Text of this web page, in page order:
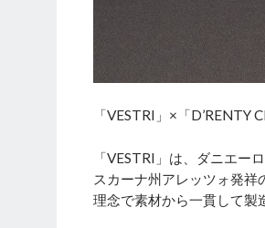
「VESTRI」×「D’RENTY
「VESTRI」は、ダニエー
スカーナ州アレッツォ発
理念で素材から一貫して製